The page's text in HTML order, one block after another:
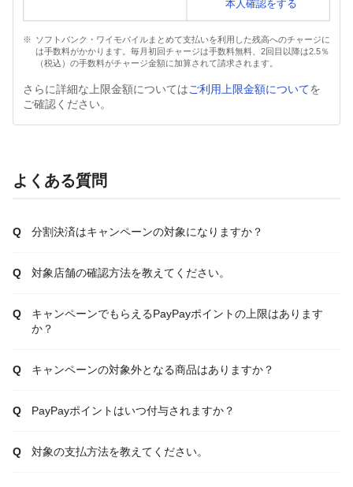
本人確認をする
ソフトバンク・ワイモバイルまとめて支払いを利用した残高へのチャージに
は手数料がかかります。毎月初回チャージは手数料無料、2回目以降は2.5％
（税込）の手数料がチャージ金額に加算されて請求されます。
さらに詳細な上限金額についてはご利用上限金額についてを
ご確認ください。
よくある質問
分割決済はキャンペーンの対象になりますか？
対象店舗の確認方法を教えてください。
キャンペーンでもらえるPayPayポイントの上限はあります
か？
キャンペーンの対象外となる商品はありますか？
PayPayポイントはいつ付与されますか？
対象の支払方法を教えてください。